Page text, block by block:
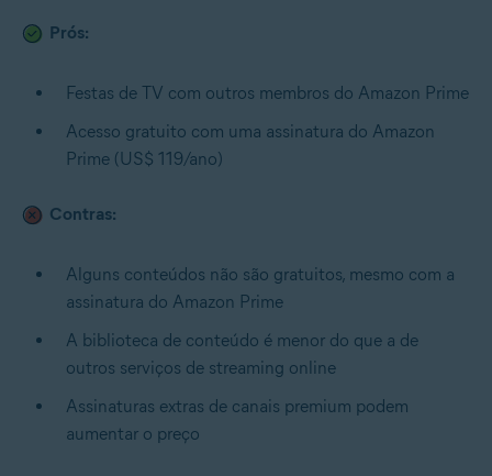
Prós:
Festas de TV com outros membros do Amazon Prime
Acesso gratuito com uma assinatura do Amazon
Prime (US$ 119/ano)
Contras:
Alguns conteúdos não são gratuitos, mesmo com a
assinatura do Amazon Prime
A biblioteca de conteúdo é menor do que a de
outros serviços de streaming online
Assinaturas extras de canais premium podem
aumentar o preço